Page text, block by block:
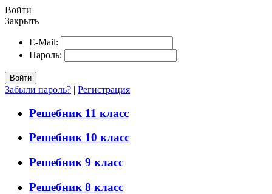
Войти
Закрыть
E-Mail:
Пароль:
Войти
Забыли пароль? | Регистрация
Решебник 11 класс
Решебник 10 класс
Решебник 9 класс
Решебник 8 класс